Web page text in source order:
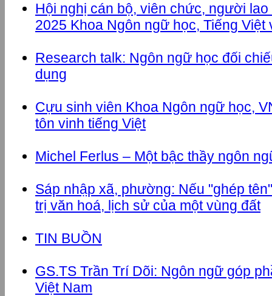
Hội nghị cán bộ, viên chức, người
2025 Khoa Ngôn ngữ học, Tiếng Việt
Research talk: Ngôn ngữ học đối
dụng
Cựu sinh viên Khoa Ngôn ngữ học,
tôn vinh tiếng Việt
Michel Ferlus – Một bậc thầy ngôn
Sáp nhập xã, phường: Nếu "ghép
trị văn hoá, lịch sử của một vùng đất
TIN BUỒN
GS.TS Trần Trí Dõi: Ngôn ngữ góp
Việt Nam